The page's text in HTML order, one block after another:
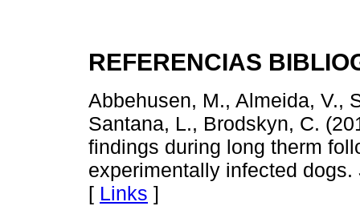
REFERENCIAS
Abbehusen, M., Almeida, V.,
Santana, L., Brodskyn, C.
findings during long therm
experimentally infected dogs.
[ Links ]